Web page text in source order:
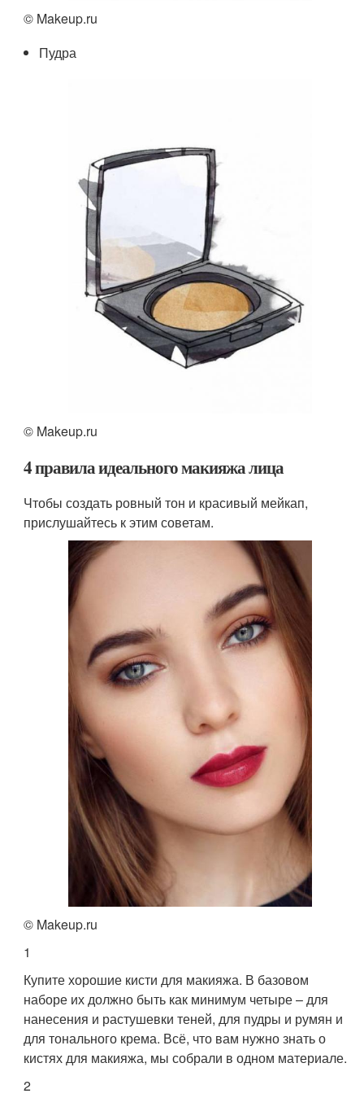
© Makeup.ru
Пудра
© Makeup.ru
4 правила идеального макияжа лица
Чтобы создать ровный тон и красивый мейкап,
прислушайтесь к этим советам.
© Makeup.ru
1
Купите хорошие кисти для макияжа. В базовом
наборе их должно быть как минимум четыре – для
нанесения и растушевки теней, для пудры и румян и
для тонального крема. Всё, что вам нужно знать о
кистях для макияжа, мы собрали в одном материале.
2